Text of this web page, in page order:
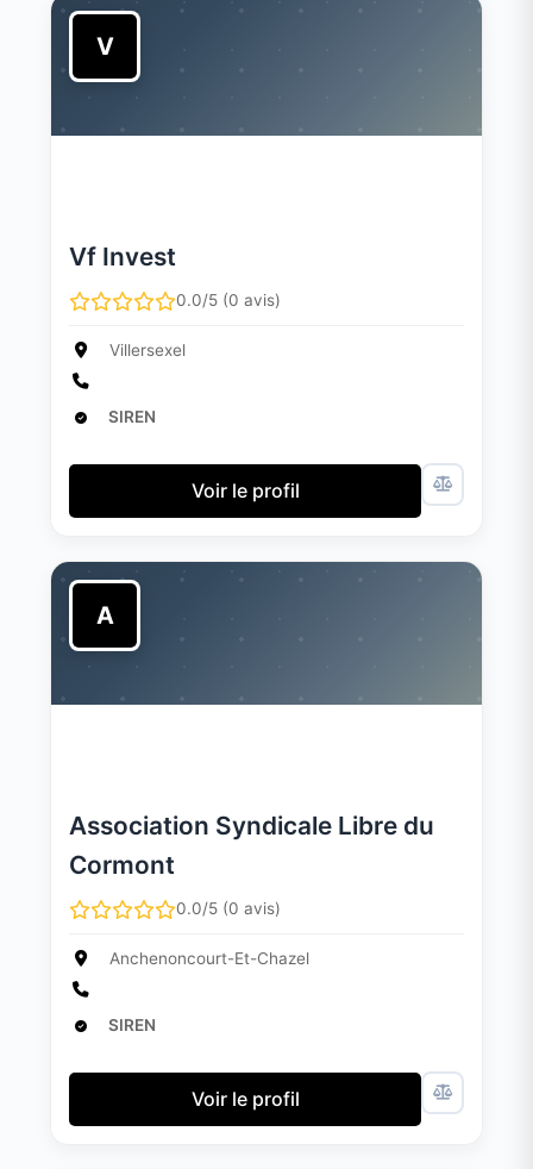
V
Vf Invest
0.0/5 (0 avis)
Villersexel
SIREN
Voir le profil
A
Association Syndicale Libre du
Cormont
0.0/5 (0 avis)
Anchenoncourt-Et-Chazel
SIREN
Voir le profil